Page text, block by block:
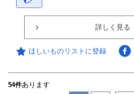
詳しく見る
ほしいものリストに登録
54件あります